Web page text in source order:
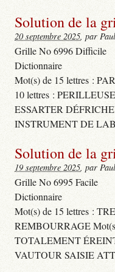
Solution de la
20 septembre 2025, par
Grille No 6996 Difficile
Dictionnaire
Mot(s) de 15 lettres :
10 lettres :
ESSARTER
INSTRUMENT DE
Solution de la
19 septembre 2025, par
Grille No 6995 Facile
Dictionnaire
Mot(s) de 15 lettres :
REMBOURRAGE
TOTALEMENT
VAUTOUR SAISIE